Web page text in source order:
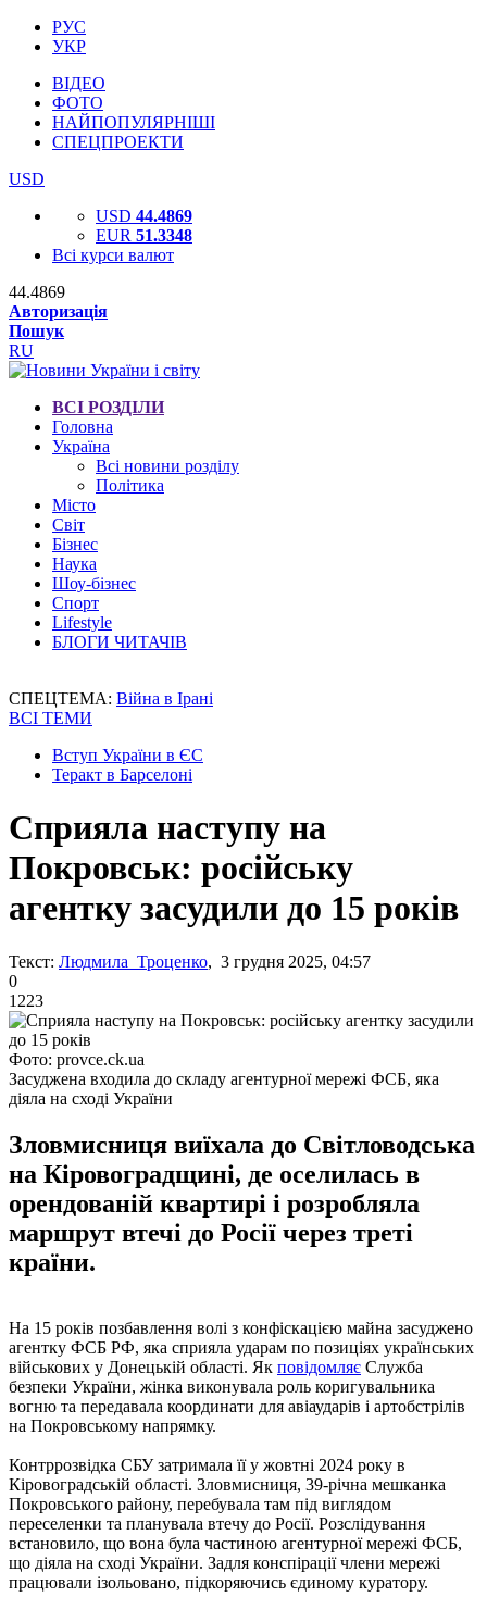
РУС
УКР
ВІДЕО
ФОТО
НАЙПОПУЛЯРНІШІ
СПЕЦПРОЕКТИ
USD
USD 44.4869
EUR 51.3348
Всі курси валют
44.4869
Авторизація
Пошук
RU
ВСІ РОЗДІЛИ
Головна
Україна
Всі новини розділу
Політика
Місто
Світ
Бізнес
Наука
Шоу-бізнес
Спорт
Lifestyle
БЛОГИ ЧИТАЧІВ
СПЕЦТЕМА: Війна в Ірані
ВСІ ТЕМИ
Вступ України в ЄС
Теракт в Барселоні
Сприяла наступу на
Покровськ: російську
агентку засудили до 15 років
Текст: Людмила Троценко, 3 грудня 2025, 04:57
0
1223
Фото: provce.ck.ua
Засуджена входила до складу агентурної мережі ФСБ, яка
діяла на сході України
Зловмисниця виїхала до Світловодська
на Кіровоградщині, де оселилась в
орендованій квартирі і розробляла
маршрут втечі до Росії через треті
країни.
На 15 років позбавлення волі з конфіскацією майна засуджено
агентку ФСБ РФ, яка сприяла ударам по позиціях українських
військових у Донецькій області. Як повідомляє Служба
безпеки України, жінка виконувала роль коригувальника
вогню та передавала координати для авіаударів і артобстрілів
на Покровському напрямку.
Контррозвідка СБУ затримала її у жовтні 2024 року в
Кіровоградській області. Зловмисниця, 39-річна мешканка
Покровського району, перебувала там під виглядом
переселенки та планувала втечу до Росії. Розслідування
встановило, що вона була частиною агентурної мережі ФСБ,
що діяла на сході України. Задля конспірації члени мережі
працювали ізольовано, підкоряючись єдиному куратору.